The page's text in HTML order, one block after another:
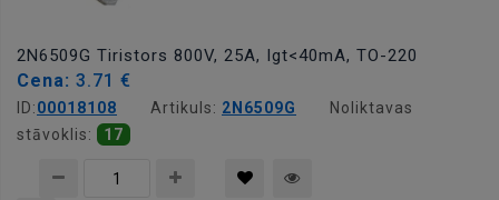
2N6509G Tiristors 800V, 25A, Igt<40mA, TO-220
Cena: 3.71 €
ID:00018108 Artikuls: 2N6509G
Noliktavas
stāvoklis:
17